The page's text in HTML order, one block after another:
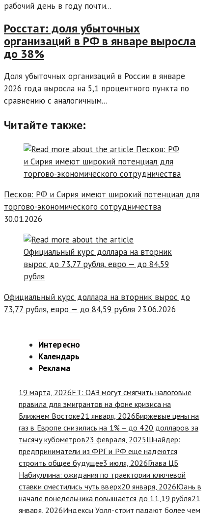
рабочий день в году почти...
Росстат: доля убыточных
организаций в РФ в январе выросла
до 38%
Доля убыточных организаций в России в январе
2026 года выросла на 5,1 процентного пункта по
сравнению с аналогичным...
Читайте также:
Песков: РФ и Сирия имеют широкий потенциал для
торгово-экономического сотрудничества
30.01.2026
Официальный курс доллара на вторник вырос до
73,77 рубля, евро — до 84,59 рубля 23.06.2026
Интересно
Календарь
Реклама
19 марта, 2026FT: ОАЭ могут смягчить налоговые
правила для эмигрантов на фоне кризиса на
Ближнем Востоке21 января, 2026Биржевые цены на
газ в Европе снизились на 1% – до 420 долларов за
тысячу кубометров23 февраля, 2025Шнайдер:
предприниматели из ФРГ и РФ еще надеются
строить общее будущее3 июля, 2026Глава ЦБ
Набиуллина: ожидания по траектории ключевой
ставки сместились чуть вверх20 января, 2026Юань в
начале понедельника повышается до 11,19 рубля21
января, 2026Индексы Уолл-стрит падают более чем